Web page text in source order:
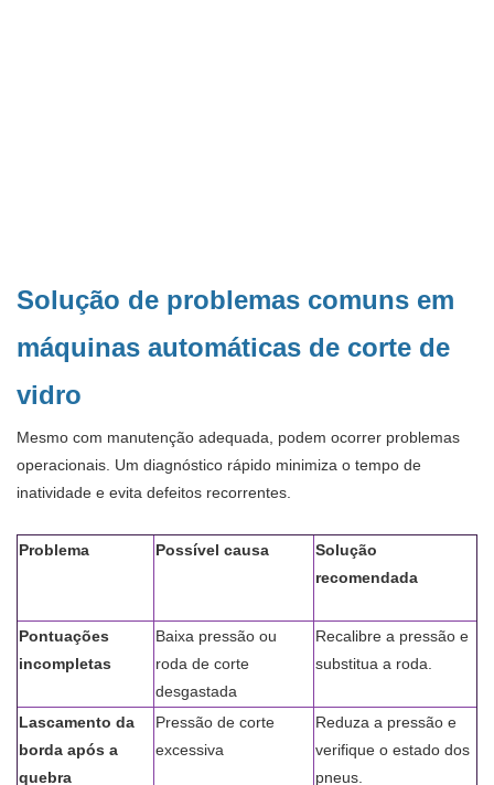
Solução de problemas comuns em
máquinas automáticas de corte de
vidro
Mesmo com manutenção adequada, podem ocorrer problemas
operacionais. Um diagnóstico rápido minimiza o tempo de
inatividade e evita defeitos recorrentes.
Problema Possível causa
Solução
recomendada
Pontuações
incompletas
Baixa pressão ou
roda de corte
desgastada
Recalibre a pressão e
substitua a roda.
Lascamento da
borda após a
quebra
Pressão de corte
excessiva
Reduza a pressão e
verifique o estado dos
pneus.